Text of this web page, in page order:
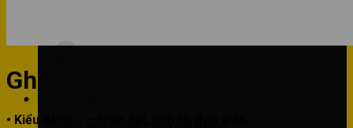
Ghế Pantry – PT04
• Kiểu dáng: